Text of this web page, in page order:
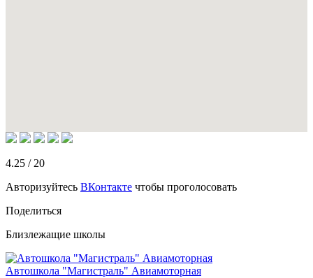
4.25 / 20
Авторизуйтесь ВКонтакте чтобы проголосовать
Поделиться
Близлежащие школы
Автошкола "Магистраль" Авиамоторная